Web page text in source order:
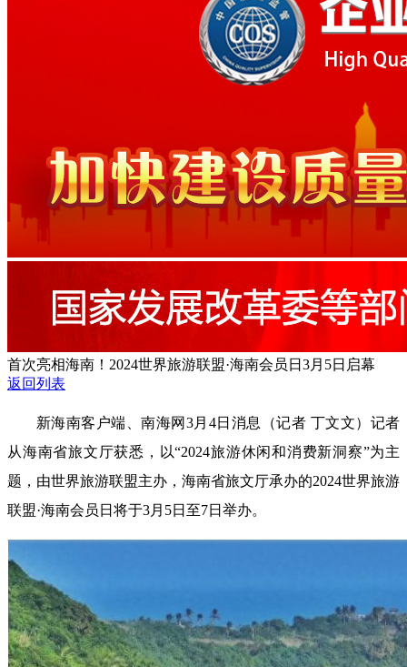
首次亮相海南！2024世界旅游联盟·海南会员日3月5日启幕
返回列表
新海南客户端、南海网3月4日消息（记者 丁文文）记者
从海南省旅文厅获悉，以“2024旅游休闲和消费新洞察”为主
题，由世界旅游联盟主办，海南省旅文厅承办的2024世界旅游
联盟·海南会员日将于3月5日至7日举办。